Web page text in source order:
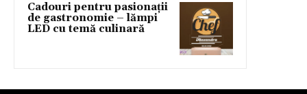
Cadouri pentru pasionații
de gastronomie – lămpi
LED cu temă culinară